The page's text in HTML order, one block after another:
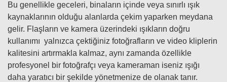
Bu genellikle geceleri, binaların içinde veya sınırlı ışık
kaynaklarının olduğu alanlarda çekim yaparken meydana
gelir. Flaşların ve kamera üzerindeki ışıkların doğru
kullanımı yalnızca çektiğiniz fotoğrafların ve video kliplerin
kalitesini artırmakla kalmaz, aynı zamanda özellikle
profesyonel bir fotoğrafçı veya kameraman iseniz ışığı
daha yaratıcı bir şekilde yönetmenize de olanak tanır.